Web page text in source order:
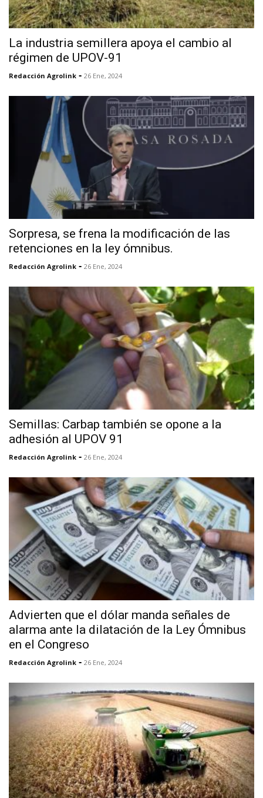
La industria semillera apoya el cambio al
régimen de UPOV-91
Redacción Agrolink - 26 Ene, 2024
Sorpresa, se frena la modificación de las
retenciones en la ley ómnibus.
Redacción Agrolink - 26 Ene, 2024
Semillas: Carbap también se opone a la
adhesión al UPOV 91
Redacción Agrolink - 26 Ene, 2024
Advierten que el dólar manda señales de
alarma ante la dilatación de la Ley Ómnibus
en el Congreso
Redacción Agrolink - 26 Ene, 2024